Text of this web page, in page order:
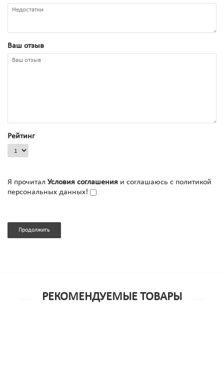
Ваш отзыв
Рейтинг
Я прочитал Условия соглашения и соглашаюсь с политикой
персональных данных!
Продолжить
РЕКОМЕНДУЕМЫЕ ТОВАРЫ